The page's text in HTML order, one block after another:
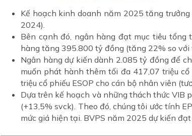
Kế hoạch kinh doanh năm 2025 tăng
2024).
Bên cạnh đó, ngân hàng đạt mục tiêu
hàng tăng 395.800 tỷ đồng (tăng 22% so
Ngân hàng dự kiến dành 2.085 tỷ đồng để
muốn phát hành thêm tối đa 417,07 triệu
triệu cổ phiếu ESOP cho cán bộ nhân viên
Dựa trên kế hoạch và những thách thức VIB
(+13,5% svck). Theo đó, chúng tôi ước tính
mức giá hiện tại. BVPS năm 2025 dự kiến